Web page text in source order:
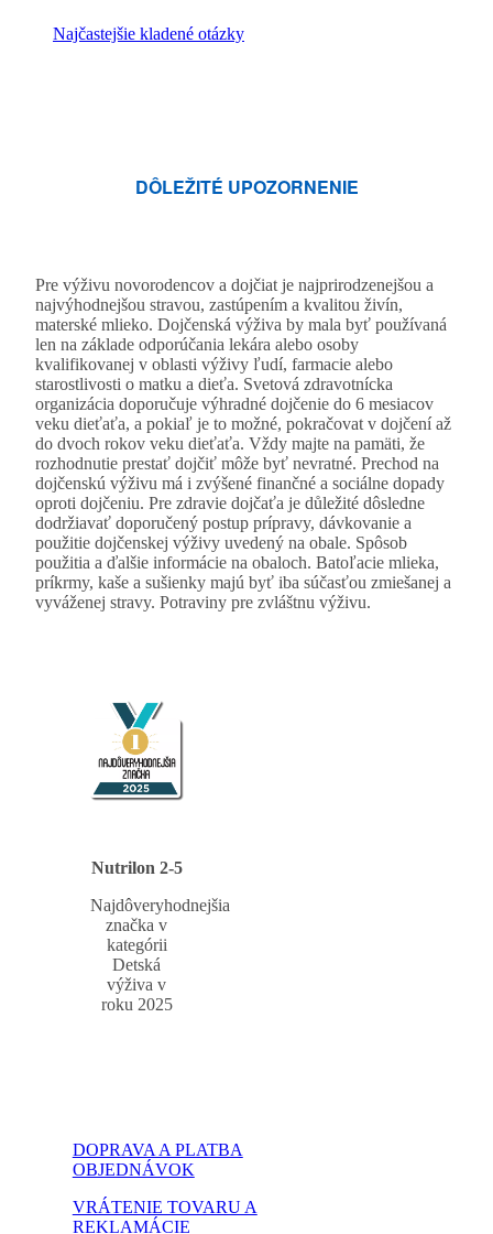
Najčastejšie kladené otázky
DÔLEŽITÉ UPOZORNENIE
Pre výživu novorodencov a dojčiat je najprirodzenejšou a
najvýhodnejšou stravou, zastúpením a kvalitou živín,
materské mlieko. Dojčenská výživa by mala byť používaná
len na základe odporúčania lekára alebo osoby
kvalifikovanej v oblasti výživy ľudí, farmacie alebo
starostlivosti o matku a dieťa. Svetová zdravotnícka
organizácia doporučuje výhradné dojčenie do 6 mesiacov
veku dieťaťa, a pokiaľ je to možné, pokračovat v dojčení až
do dvoch rokov veku dieťaťa. Vždy majte na pamäti, že
rozhodnutie prestať dojčiť môže byť nevratné. Prechod na
dojčenskú výživu má i zvýšené finančné a sociálne dopady
oproti dojčeniu. Pre zdravie dojčaťa je důležité dôsledne
dodržiavať doporučený postup prípravy, dávkovanie a
použitie dojčenskej výživy uvedený na obale. Spôsob
použitia a ďalšie informácie na obaloch. Batoľacie mlieka,
príkrmy, kaše a sušienky majú byť iba súčasťou zmiešanej a
vyváženej stravy. Potraviny pre zvláštnu výživu.
Nutrilon 2-5
Najdôveryhodnejšia
značka v
kategórii
Detská
výživa v
roku 2025
DOPRAVA A PLATBA
OBJEDNÁVOK
VRÁTENIE TOVARU A
REKLAMÁCIE